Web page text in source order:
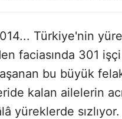
Türkiye'nin
faciasında 301
bu büyük
kalan ailelerin
yüreklerde sızlıyor.